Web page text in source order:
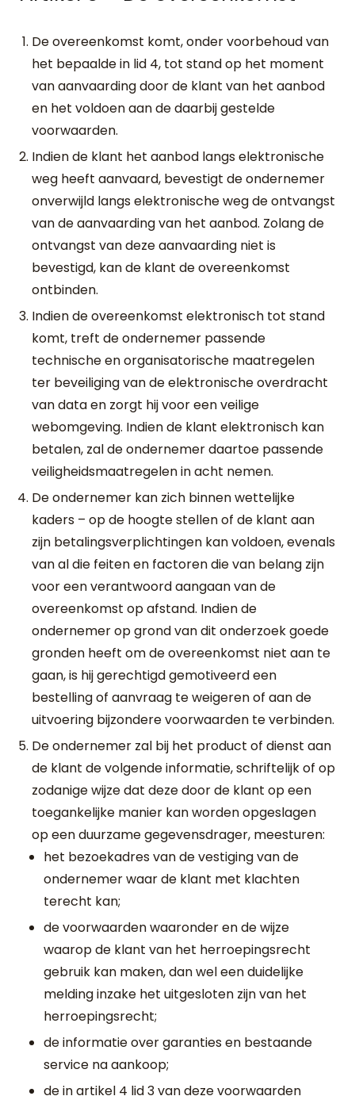
De overeenkomst komt, onder voorbehoud van
het bepaalde in lid 4, tot stand op het moment
van aanvaarding door de klant van het aanbod
en het voldoen aan de daarbij gestelde
voorwaarden.
Indien de klant het aanbod langs elektronische
weg heeft aanvaard, bevestigt de ondernemer
onverwijld langs elektronische weg de ontvangst
van de aanvaarding van het aanbod. Zolang de
ontvangst van deze aanvaarding niet is
bevestigd, kan de klant de overeenkomst
ontbinden.
Indien de overeenkomst elektronisch tot stand
komt, treft de ondernemer passende
technische en organisatorische maatregelen
ter beveiliging van de elektronische overdracht
van data en zorgt hij voor een veilige
webomgeving. Indien de klant elektronisch kan
betalen, zal de ondernemer daartoe passende
veiligheidsmaatregelen in acht nemen.
De ondernemer kan zich binnen wettelijke
kaders – op de hoogte stellen of de klant aan
zijn betalingsverplichtingen kan voldoen, evenals
van al die feiten en factoren die van belang zijn
voor een verantwoord aangaan van de
overeenkomst op afstand. Indien de
ondernemer op grond van dit onderzoek goede
gronden heeft om de overeenkomst niet aan te
gaan, is hij gerechtigd gemotiveerd een
bestelling of aanvraag te weigeren of aan de
uitvoering bijzondere voorwaarden te verbinden.
De ondernemer zal bij het product of dienst aan
de klant de volgende informatie, schriftelijk of op
zodanige wijze dat deze door de klant op een
toegankelijke manier kan worden opgeslagen
op een duurzame gegevensdrager, meesturen:
het bezoekadres van de vestiging van de
ondernemer waar de klant met klachten
terecht kan;
de voorwaarden waaronder en de wijze
waarop de klant van het herroepingsrecht
gebruik kan maken, dan wel een duidelijke
melding inzake het uitgesloten zijn van het
herroepingsrecht;
de informatie over garanties en bestaande
service na aankoop;
de in artikel 4 lid 3 van deze voorwaarden